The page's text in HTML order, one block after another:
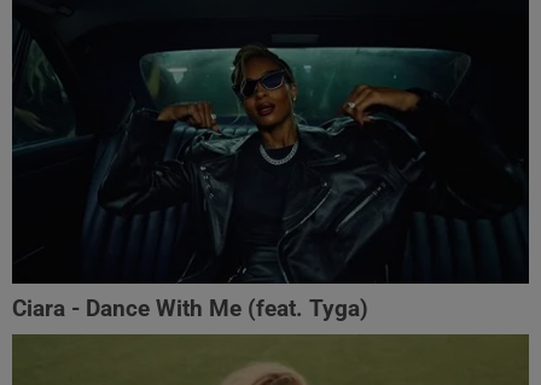
Ciara - Dance With Me (feat. Tyga)